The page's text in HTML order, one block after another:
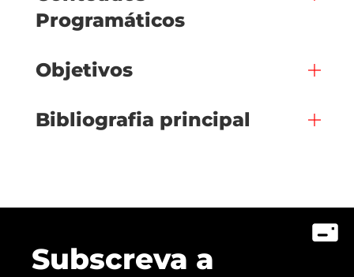
Programáticos
Objetivos
Bibliografia principal
Subscreva a